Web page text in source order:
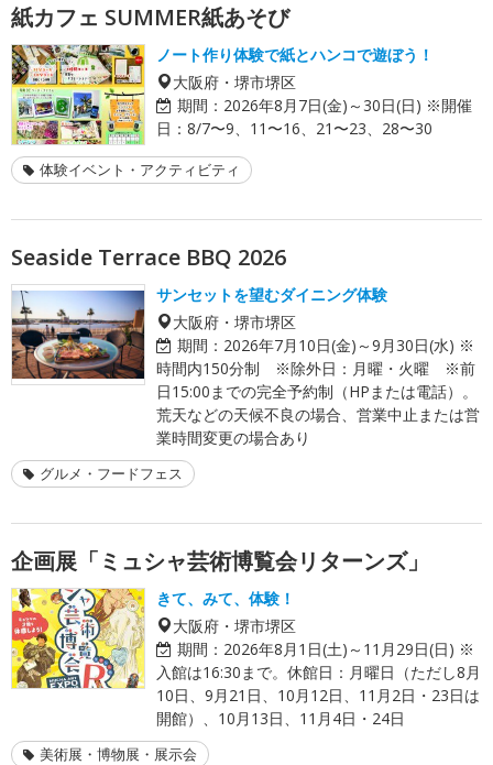
紙カフェ SUMMER紙あそび
ノート作り体験で紙とハンコで遊ぼう！
大阪府・堺市堺区
期間： 2026年8月7日(金)～30日(日) ※開催
日：8/7〜9、11〜16、21〜23、28〜30
体験イベント・アクティビティ
Seaside Terrace BBQ 2026
サンセットを望むダイニング体験
大阪府・堺市堺区
期間： 2026年7月10日(金)～9月30日(水) ※
時間内150分制 ※除外日：月曜・火曜 ※前
日15:00までの完全予約制（HPまたは電話）。
荒天などの天候不良の場合、営業中止または営
業時間変更の場合あり
グルメ・フードフェス
企画展「ミュシャ芸術博覧会リターンズ」
きて、みて、体験！
大阪府・堺市堺区
期間： 2026年8月1日(土)～11月29日(日) ※
入館は16:30まで。休館日：月曜日（ただし8月
10日、9月21日、10月12日、11月2日・23日は
開館）、10月13日、11月4日・24日
美術展・博物展・展示会